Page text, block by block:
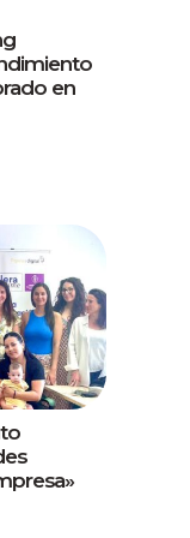
en